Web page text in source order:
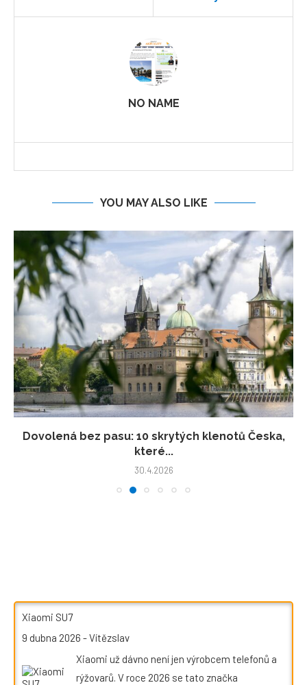
NO NAME
YOU MAY ALSO LIKE
Dovolená bez pasu: 10 skrytých klenotů Česka,
které...
30.4.2026
Xiaomi SU7
9 dubna 2026 -Vítězslav
Xiaomi už dávno není jen výrobcem telefonů a
rýžovarů. V roce 2026 se tato značka